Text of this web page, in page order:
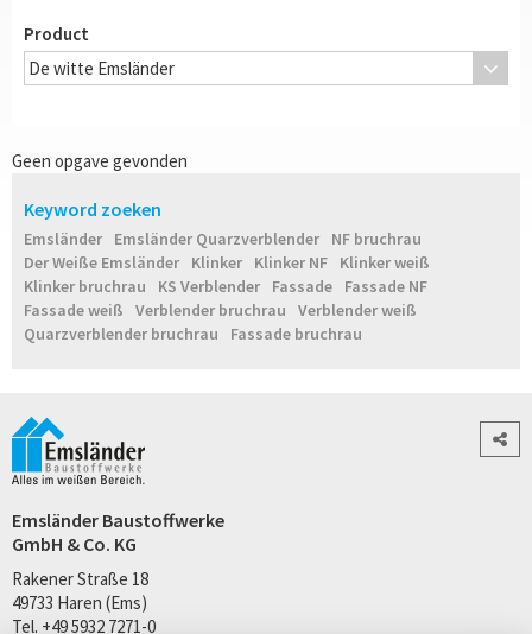
Product
Geen opgave gevonden
Keyword zoeken
Emsländer Emsländer Quarzverblender
NF bruchrau
Der Weiße Emsländer
Klinker Klinker NF
Klinker weiß
Klinker bruchrau
KS Verblender Fassade
Fassade NF
Fassade weiß
Verblender bruchrau
Verblender weiß
Quarzverblender bruchrau
Fassade bruchrau
Emsländer Baustoffwerke
GmbH & Co. KG
Rakener Straße 18
49733 Haren (Ems)
Tel. +49 5932 7271-0